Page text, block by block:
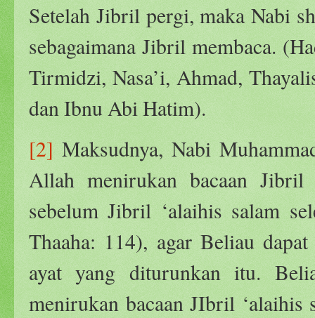
Setelah Jibril pergi, maka Nabi
sebagaimana Jibril membaca.
Tirmidzi, Nasa’i, Ahmad,
dan Ibnu Abi Hatim).
[2] Maksudnya, Nabi
Allah menirukan bacaan
sebelum Jibril ‘alaihis salam
Thaaha: 114), agar Beliau
ayat yang diturunkan itu.
menirukan bacaan JIbril ‘alaihis